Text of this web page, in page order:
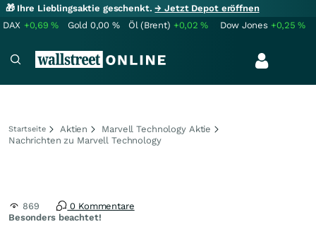
🎁 Ihre Lieblingsaktie geschenkt.→ Jetzt Depot eröffnen
DAX +0,69% Gold 0,00 % Öl (Brent) +0,02% Dow Jones +0,25%
Startseite Aktien
Marvell Technology Aktie
Nachrichten zu Marvell Technology
Besonders beachtet!
869 0 Kommentare